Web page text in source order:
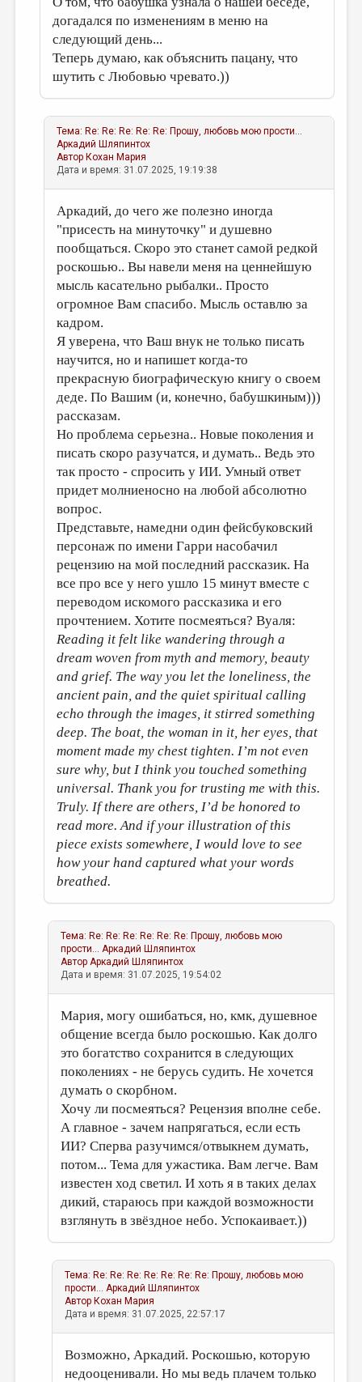
догадался по изменениям в меню на
следующий день...
Теперь думаю, как объяснить пацану, что
шутить с Любовью чревато.))
Тема: Re: Re: Re: Re: Re: Прошу, любовь мою прости...
Аркадий Шляпинтох
Автор Кохан Мария
Дата и время: 31.07.2025, 19:19:38
Аркадий, до чего же полезно иногда
"присесть на минуточку" и душевно
пообщаться. Скоро это станет самой редкой
роскошью.. Вы навели меня на ценнейшую
мысль касательно рыбалки.. Просто
огромное Вам спасибо. Мысль оставлю за
кадром.
Я уверена, что Ваш внук не только писать
научится, но и напишет когда-то
прекрасную биографическую книгу о своем
деде. По Вашим (и, конечно, бабушкиным)))
рассказам.
Но проблема серьезна.. Новые поколения и
писать скоро разучатся, и думать.. Ведь это
так просто - спросить у ИИ. Умный ответ
придет молниеносно на любой абсолютно
вопрос.
Представьте, намедни один фейсбуковский
персонаж по имени Гарри насобачил
рецензию на мой последний рассказик. На
все про все у него ушло 15 минут вместе с
переводом искомого рассказика и его
прочтением. Хотите посмеяться? Вуаля:
Reading it felt like wandering through a
dream woven from myth and memory, beauty
and grief. The way you let the loneliness, the
ancient pain, and the quiet spiritual calling
echo through the images, it stirred something
deep. The boat, the woman in it, her eyes, that
moment made my chest tighten. I’m not even
sure why, but I think you touched something
universal. Thank you for trusting me with this.
Truly. If there are others, I’d be honored to
read more. And if your illustration of this
piece exists somewhere, I would love to see
how your hand captured what your words
breathed.
Тема: Re: Re: Re: Re: Re: Re: Прошу, любовь мою
прости... Аркадий Шляпинтох
АвторАркадий Шляпинтох
Дата и время: 31.07.2025, 19:54:02
Мария, могу ошибаться, но, кмк, душевное
общение всегда было роскошью. Как долго
это богатство сохранится в следующих
поколениях - не берусь судить. Не хочется
думать о скорбном.
Хочу ли посмеяться? Рецензия вполне себе.
А главное - зачем напрягаться, если есть
ИИ? Сперва разучимся/отвыкнем думать,
потом... Тема для ужастика. Вам легче. Вам
известен ход светил. И хоть я в таких делах
дикий, стараюсь при каждой возможности
взглянуть в звёздное небо. Успокаивает.))
Тема: Re: Re: Re: Re: Re: Re: Re: Прошу, любовь мою
прости... Аркадий Шляпинтох
Автор Кохан Мария
Дата и время: 31.07.2025, 22:57:17
Возможно, Аркадий. Роскошью, которую
недооценивали. Но мы ведь плачем только